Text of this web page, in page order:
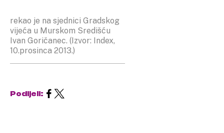
rekao je na sjednici Gradskog
vijeća u Murskom Središću
Ivan Goričanec. (Izvor: Index,
10.prosinca 2013.)
Podijeli: